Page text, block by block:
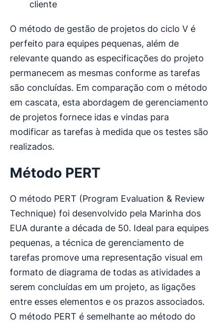
cliente
O método de gestão de projetos do ciclo V é
perfeito para equipes pequenas, além de
relevante quando as especificações do projeto
permanecem as mesmas conforme as tarefas
são concluídas. Em comparação com o método
em cascata, esta abordagem de gerenciamento
de projetos fornece idas e vindas para
modificar as tarefas à medida que os testes são
realizados.
Método PERT
O método PERT (Program Evaluation & Review
Technique) foi desenvolvido pela Marinha dos
EUA durante a década de 50. Ideal para equipes
pequenas, a técnica de gerenciamento de
tarefas promove uma representação visual em
formato de diagrama de todas as atividades a
serem concluídas em um projeto, as ligações
entre esses elementos e os prazos associados.
O método PERT é semelhante ao método do